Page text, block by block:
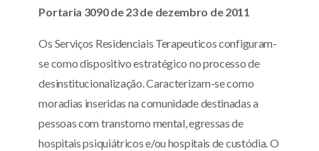
Portaria 3090 de 23 de dezembro de 2011
Os Serviços Residenciais Terapeuticos configuram-
se como dispositivo estratégico no processo de
desinstitucionalização. Caracterizam-se como
moradias inseridas na comunidade destinadas a
pessoas com transtorno mental, egressas de
hospitais psiquiátricos e/ou hospitais de custódia. O